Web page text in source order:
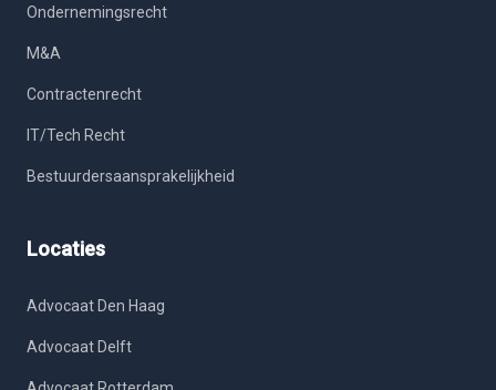
Ondernemingsrecht
M&A
Contractenrecht
IT/Tech Recht
Bestuurdersaansprakelijkheid
Locaties
Advocaat Den Haag
Advocaat Delft